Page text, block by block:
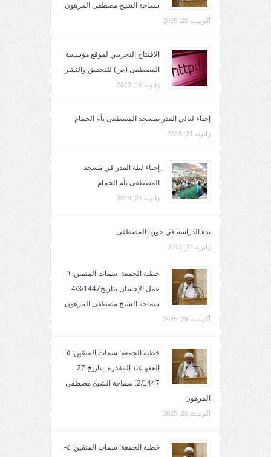
سماحة الشيخ مصطفى المرهون
آگوست 29, 2025
الافتتاح التجريبي لموقع مؤسسة
المصطفى (ص) للتحقيق والنشر
ژانویه 16, 2013
إحياء ليالي القدر بمسجد المصطفى بأم الحمام
ژانویه 21, 2013
ِإحياء ليلة القدر في مسجد
المصطفى بأم الحمام
ژانویه 21, 2013
بدء الدراسة في حوزة المصطفى
ژانویه 22, 2013
خطبة الجمعة: سمات المتقين: ٦-
عمل الإحسان بتاريخ4/3/1447.
سماحة الشيخ مصطفى المرهون
آگوست 29, 2025
خطبة الجمعة: سمات المتقين: ٥-
العفو عند المقدرة. بتاريخ 27
2/1447. سماحة الشيخ مصطفى
المرهون
آگوست 28, 2025
خطبة الجمعة: سمات المتقين: ٤-